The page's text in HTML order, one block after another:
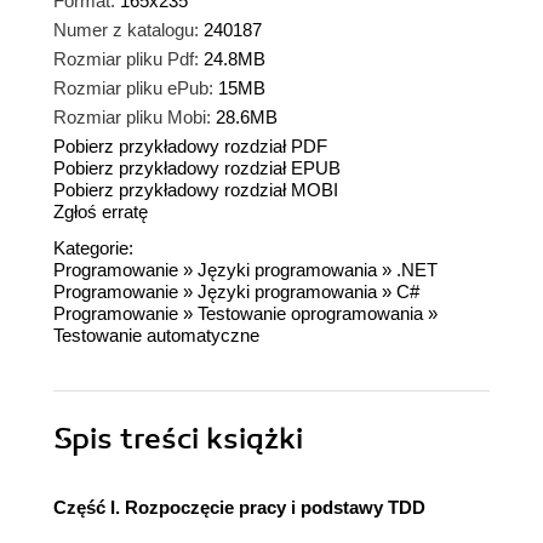
Numer z katalogu: 240187
Rozmiar pliku Pdf: 24.8MB
Rozmiar pliku ePub: 15MB
Rozmiar pliku Mobi: 28.6MB
Pobierz przykładowy rozdział PDF
Pobierz przykładowy rozdział EPUB
Pobierz przykładowy rozdział MOBI
Zgłoś erratę
Kategorie:
Programowanie » Języki programowania » .NET
Programowanie » Języki programowania » C#
Programowanie » Testowanie oprogramowania »
Testowanie automatyczne
Spis treści książki
Część I. Rozpoczęcie pracy i podstawy TDD